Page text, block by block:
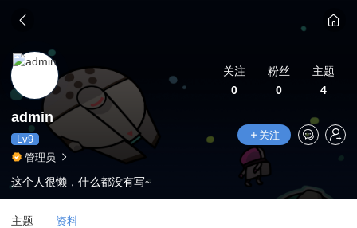
关注
0
粉丝
0
主题
4
admin
Lv9
关注
管理员
这个人很懒，什么都没有写~
主题 资料